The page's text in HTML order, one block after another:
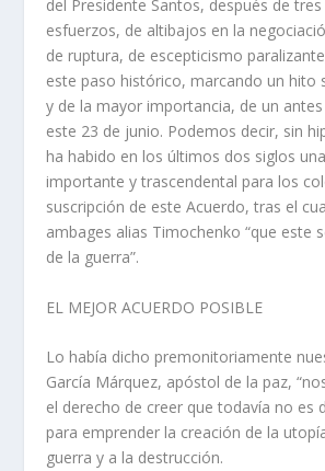
del Presidente Santos, después de
esfuerzos, de altibajos en la
de ruptura, de escepticismo
este paso histórico, marcando un hito
y de la mayor importancia, de un
este 23 de junio. Podemos decir, sin
ha habido en los últimos dos siglos
importante y trascendental para los
suscripción de este Acuerdo, tras el
ambages alias Timochenko “que este
de la guerra”.
EL MEJOR ACUERDO POSIBLE
Lo había dicho premonitoriamente
García Márquez, apóstol de la paz,
el derecho de creer que todavía no es
para emprender la creación de la
guerra y a la destrucción.